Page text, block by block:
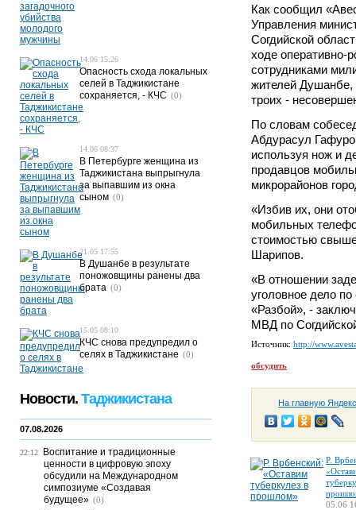
Как сообщил
Управления
Согдийской
ходе оперативно-
сотрудниками
жителей Душанбе,
троих -
По словам
Абдурасул
используя нож и
продавцов
микрорайонов
«Избив их, они
мобильных
стоимостью
Шарипов.
«В отношении
уголовное дело
«Разбой», -
МВД по
Источник: http://
обсудить
На главную
Р.
05.06
14.06 15:26
Опасность схода локальных
селей в Таджикистане
сохраняется, - КЧС (0)
14.06 08:37
В Петербурге женщина из
Таджикистана выпрыгнула
за выпавшим из окна
сыном (0)
21.05 17:55
В Душанбе в результате
поножовщины ранены два
брата (0)
15.05 08:10
КЧС снова предупредил о
селях в Таджикистане (0)
Новости. Таджикистана
07.08.2026
22:12
Воспитание и традиционные
ценности в цифровую эпоху
обсудили на Международном
симпозиуме «Создавая
будущее» (0)